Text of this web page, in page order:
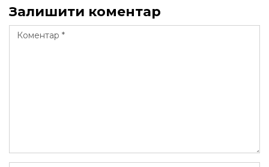
Залишити коментар